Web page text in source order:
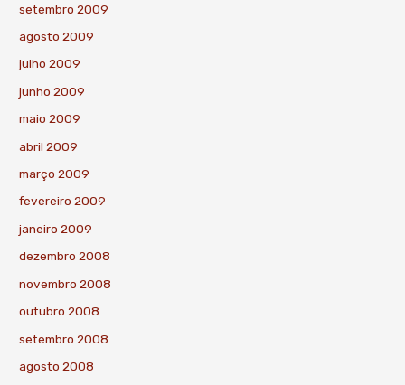
setembro 2009
agosto 2009
julho 2009
junho 2009
maio 2009
abril 2009
março 2009
fevereiro 2009
janeiro 2009
dezembro 2008
novembro 2008
outubro 2008
setembro 2008
agosto 2008